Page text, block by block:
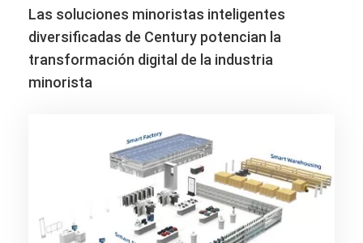
Las soluciones minoristas inteligentes
diversificadas de Century potencian la
transformación digital de la industria
minorista